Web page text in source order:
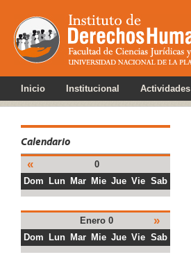
Inicio Institucional Actividades
Calendario
«
0
Dom
Lun Mar Mie Jue Vie Sab
Enero 0 »
Dom Lun Mar Mie Jue Vie Sab